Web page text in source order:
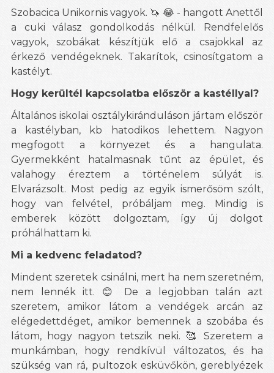
Szobacica Unikornis vagyok. 🦄 😂 - hangott Anettől
a cuki válasz gondolkodás nélkül.
Rendfelelős
vagyok, szobákat készítjük elő a csajokkal az
érkező vendégeknek. Takarítok, csinosítgatom a
kastélyt.
Hogy kerültél kapcsolatba először a kastéllyal?
Általános iskolai osztálykiránduláson jártam először
a kastélyban, kb hatodikos lehettem. Nagyon
megfogott a környezet és a hangulata.
Gyermekként hatalmasnak tűnt az épület, és
valahogy éreztem a történelem súlyát is.
Elvarázsolt. Most pedig az egyik ismerősöm szólt,
hogy van felvétel, próbáljam meg. Mindig is
emberek között dolgoztam, így új dolgot
próhálhattam ki.
Mi a kedvenc feladatod?
Mindent szeretek csinálni, mert ha nem szeretném,
nem lennék itt.
😊
De a legjobban talán azt
szeretem, amikor látom a vendégek arcán az
elégedettdéget, amikor bemennek a szobába és
látom, hogy nagyon tetszik neki.
🥰
Szeretem a
munkámban, hogy rendkívül változatos, és ha
szükség van rá, pultozok esküvőkön, gereblyézek